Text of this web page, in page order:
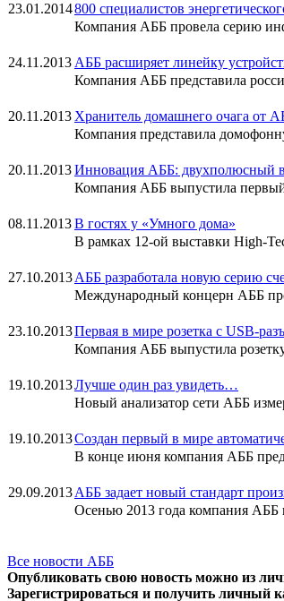
23.01.2014800 специалистов
Компания АББ провела серию
24.11.2013 АББ расширяет линейку
Компания АББ представила
20.11.2013 Хранитель домашнего очага от
Компания представила
20.11.2013Инновация АББ: двухполюсный
Компания АББ выпустила
08.11.2013В гостях у «Умного дома»
В рамках 12-ой выставки High-
27.10.2013АББ разработала новую серию
Международный концерн АББ
23.10.2013Первая в мире розетка с USB-
Компания АББ выпустила
19.10.2013Лучше один раз увидеть…
Новый анализатор сети АББ
19.10.2013Создан первый в мире
В конце июня компания АББ
29.09.2013АББ задает новый стандарт
Осенью 2013 года компания АББ
Все новости АББ
Опубликовать свою новость можно из
Зарегистрироваться и получить личный